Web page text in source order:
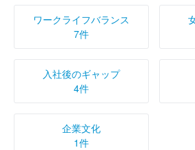
ワークライフバランス
7件
入社後のギャップ
4件
企業文化
1件